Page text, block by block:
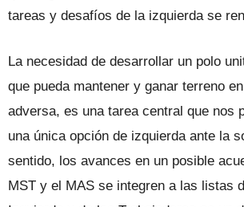
tareas y desafíos de la izquierda se
La necesidad de desarrollar un polo
que pueda mantener y ganar terreno
adversa, es una tarea central que nos
una única opción de izquierda ante la
sentido, los avances en un posible
MST y el MAS se integren a las listas